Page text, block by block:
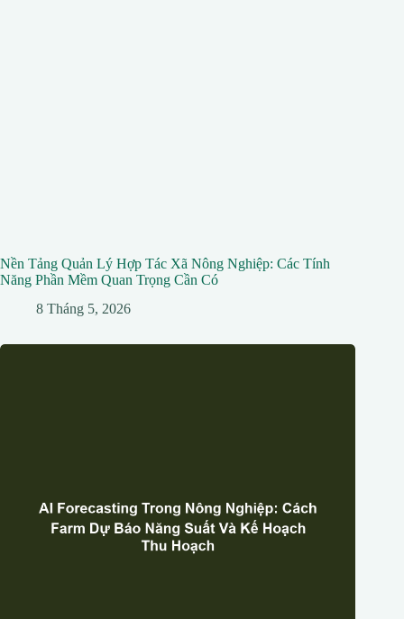
Nền Tảng Quản Lý Hợp Tác Xã Nông Nghiệp: Các Tính
Năng Phần Mềm Quan Trọng Cần Có
8 Tháng 5, 2026